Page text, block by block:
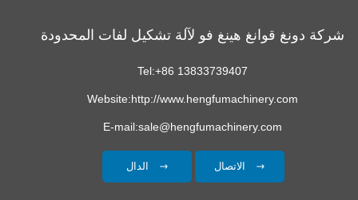
شركة دونغ قوانغ هينغ فو لآلة تشكيل لفات المحدودة
Tel:+86 13833739407
Website:http://www.hengfumachinery.com
E-mail:sale@hengfumachinery.com